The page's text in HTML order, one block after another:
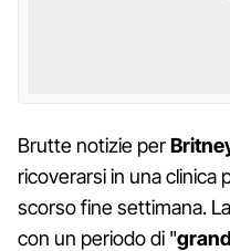
Brutte notizie per
ricoverarsi in una clinica
scorso fine settimana.
con un periodo di "